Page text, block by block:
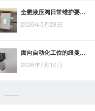
全懋液压阀日常维护要点：围绕寿命管理的检查与保养思路
2026年5月28日
面向自动化工位的纽曼滑台气缸优势与适配思路
2026年7月10日